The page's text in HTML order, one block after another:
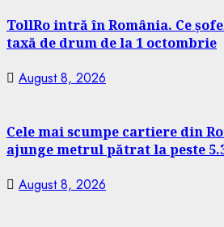
TollRo intră în România. Ce
taxă de drum de la 1 octombrie
August 8, 2026
Cele mai scumpe cartiere din
ajunge metrul pătrat la peste
August 8, 2026